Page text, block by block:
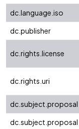
dc.language.iso
dc.publisher
dc.rights.license
dc.rights.uri
dc.subject.proposal
dc.subject.proposal